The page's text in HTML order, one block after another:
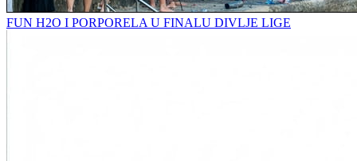
FUN H2O I PORPORELA U FINALU DIVLJE LIGE